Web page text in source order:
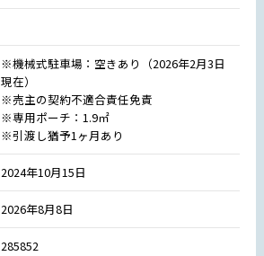
※機械式駐車場：空きあり（2026年2月3日
現在）
※売主の契約不適合責任免責
※専用ポーチ：1.9㎡
※引渡し猶予1ヶ月あり
2024年10月15日
2026年8月8日
285852